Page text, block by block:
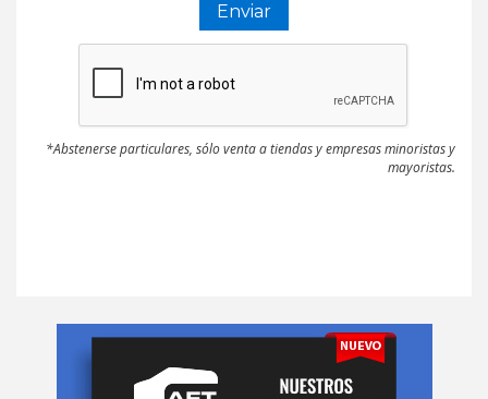
*Abstenerse particulares, sólo venta a tiendas y empresas minoristas y
mayoristas.